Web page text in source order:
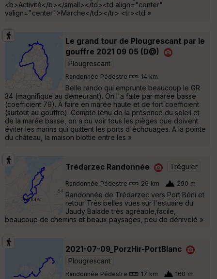
<b>Activité</b></small></td><td align="center"
valign="center">Marche</td></tr> <tr><td »
Le grand tour de Plougrescant par le
gouffre 2021 09 05 (D@)
Plougrescant
Randonnée Pédestre 14 km
Belle rando qui emprunte beaucoup le GR
34 (magnifique au demeurant). On l'a faite par marée basse
(coefficient 79). À faire en marée haute et de fort coefficient
(surtout au gouffre). Compte tenu de la présence du soleil et
de la marée basse, on a pu voir tous les pièges que doivent
éviter les marins qui quittent les ports d'échouages. A la pointe
du château, la maison blottie entre les »
Trédarzec Randonnée Tréguier
Randonnée Pédestre 26 km 290 m
Randonnée de Trédarzec vers Port Béni et
retour Très belles vues sur l'estuaire du
Jaudy Balade très agréable,facile,
beaucoup de chemins et beaux paysages, peu de dénivelé »
2021-07-09_PorzHir-PortBlanc
Plougrescant
Randonnée Pédestre 17 km 160 m